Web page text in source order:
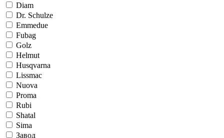
Diam
Dr. Schulze
Emmedue
Fubag
Golz
Helmut
Husqvarna
Lissmac
Nuova
Proma
Rubi
Shatal
Sima
Завод